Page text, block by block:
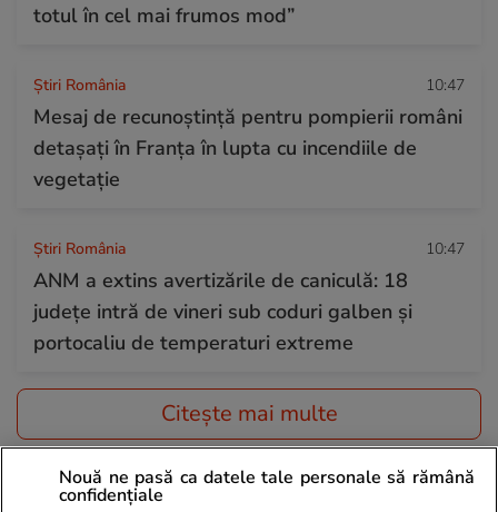
totul în cel mai frumos mod”
Știri România 10:47
Mesaj de recunoștință pentru pompierii români
detașați în Franța în lupta cu incendiile de
vegetație
Știri România 10:47
ANM a extins avertizările de caniculă: 18
județe intră de vineri sub coduri galben și
portocaliu de temperaturi extreme
Citește mai multe
TRENDING
Nouă ne pasă ca datele tale personale să rămână
confidențiale